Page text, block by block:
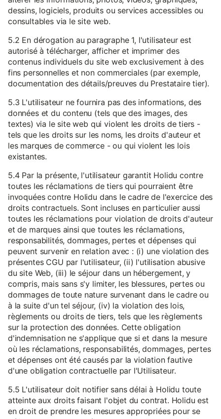
dessins, logiciels, produits ou services accessibles ou
consultables via le site web.
5.2 En dérogation au paragraphe 1, l'utilisateur est
autorisé à télécharger, afficher et imprimer des
contenus individuels du site web exclusivement à des
fins personnelles et non commerciales (par exemple,
documentation des détails/preuves du Prestataire tier).
5.3 L'utilisateur ne fournira pas des informations, des
données et du contenu (tels que des images, des
textes) via le site web qui violent les droits de tiers -
tels que les droits sur les noms, les droits d'auteur et
les marques de commerce - ou qui violent les lois
existantes.
5.4 Par la présente, l'utilisateur garantit Holidu contre
toutes les réclamations de tiers qui pourraient être
invoquées contre Holidu dans le cadre de l'exercice des
droits contractuels. Sont incluses en particulier aussi
toutes les réclamations pour violation de droits d'auteur
et de marques ainsi que toutes les réclamations,
responsabilités, dommages, pertes et dépenses qui
peuvent survenir en relation avec : (i) une violation des
présentes CGU par l'utilisateur, (ii) l'utilisation abusive
du site Web, (iii) le séjour dans un hébergement, y
compris, mais sans s'y limiter, les blessures, pertes ou
dommages de toute nature survenant dans le cadre ou
à la suite d'un tel séjour, (iv) la violation des lois,
règlements ou droits de tiers, tels que les règlements
sur la protection des données. Cette obligation
d'indemnisation ne s'applique que si et dans la mesure
où les réclamations, responsabilités, dommages, pertes
et dépenses ont été causés par la violation fautive
d'une obligation contractuelle par l'Utilisateur.
5.5 L'utilisateur doit notifier sans délai à Holidu toute
atteinte aux droits faisant l'objet du contrat. Holidu est
en droit de prendre les mesures appropriées pour se